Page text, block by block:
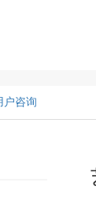
户咨询